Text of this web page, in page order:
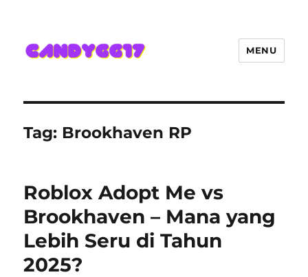
Hadir Semakin Mantap Jackpot
MENU
Tag: Brookhaven RP
Roblox Adopt Me vs
Brookhaven – Mana yang
Lebih Seru di Tahun
2025?